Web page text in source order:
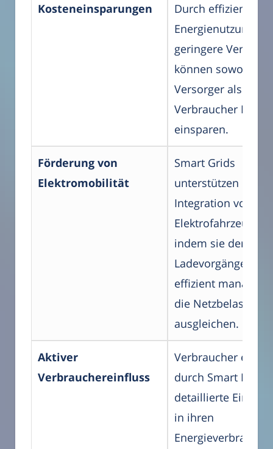
Kosteneinsparungen
Durch effizientere
Energienutzung
geringere Verluste
können sowohl
Versorger als auch
Verbraucher
einsparen.
Förderung von
Elektromobilität
Smart Grids
unterstützen die
Integration von
Elektrofahrzeugen,
indem sie deren
Ladevorgänge
effizient managen
die Netzbelastung
ausgleichen.
Aktiver
Verbrauchereinfluss
Verbraucher
durch Smart Meter
detaillierte
in ihren
Energieverbrauch